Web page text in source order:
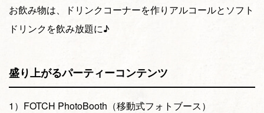
お飲み物は、ドリンクコーナーを作りアルコールとソフト
ドリンクを飲み放題に♪
盛り上がるパーティーコンテンツ
1）FOTCH PhotoBooth（移動式フォトブース）